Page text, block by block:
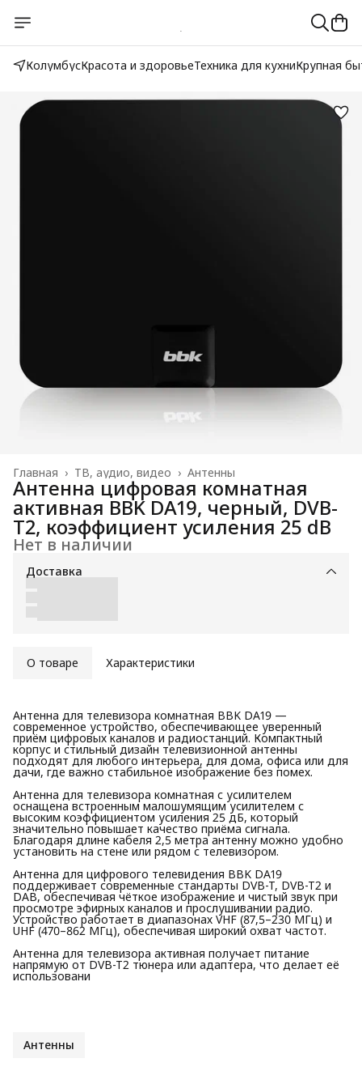
КолумбусКрасота и здоровьеТехника для кухниКрупная
Антенны
ТВ, аудио, видео ›
Главная ›
Антенна цифровая комнатная
активная BBK DA19, черный, DVB-
T2, коэффициент усиления 25 dB
Нет в наличии
Доставка
О товаре Характеристики
Антенна для телевизора комнатная BBK DA19 —
современное устройство, обеспечивающее уверенный
приём цифровых каналов и радиостанций. Компактный
корпус и стильный дизайн телевизионной антенны
подходят для любого интерьера, для дома, офиса или для
дачи, где важно стабильное изображение без помех.
Антенна для телевизора комнатная с усилителем
оснащена встроенным малошумящим усилителем с
высоким коэффициентом усиления 25 дБ, который
значительно повышает качество приёма сигнала.
Благодаря длине кабеля 2,5 метра антенну можно удобно
установить на стене или рядом с телевизором.
Антенна для цифрового телевидения BBK DA19
поддерживает современные стандарты DVB-T, DVB-T2 и
DAB, обеспечивая чёткое изображение и чистый звук при
просмотре эфирных каналов и прослушивании радио.
Устройство работает в диапазонах VHF (87,5–230 МГц) и
UHF (470–862 МГц), обеспечивая широкий охват частот.
Антенна для телевизора активная получает питание
напрямую от DVB-T2 тюнера или адаптера, что делает её
использовани
Антенны